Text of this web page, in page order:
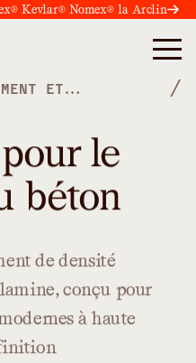
Kevlar® Nomex® la Arclin
ET
/
le
béton
de densité
conçu pour
à haute